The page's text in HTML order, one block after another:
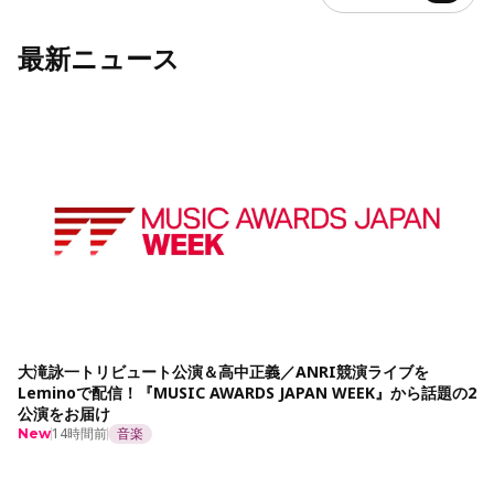
最新ニュース
大滝詠一トリビュート公演＆高中正義／ANRI競演ライブを
Leminoで配信！『MUSIC AWARDS JAPAN WEEK』から話題の2
公演をお届け
New14時間前 音楽